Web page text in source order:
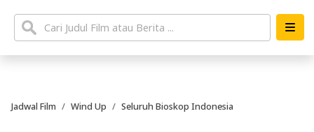
Jadwal Film Wind Up Seluruh Bioskop Indonesia